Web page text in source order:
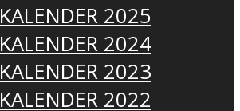
2025
2024
2023
2022